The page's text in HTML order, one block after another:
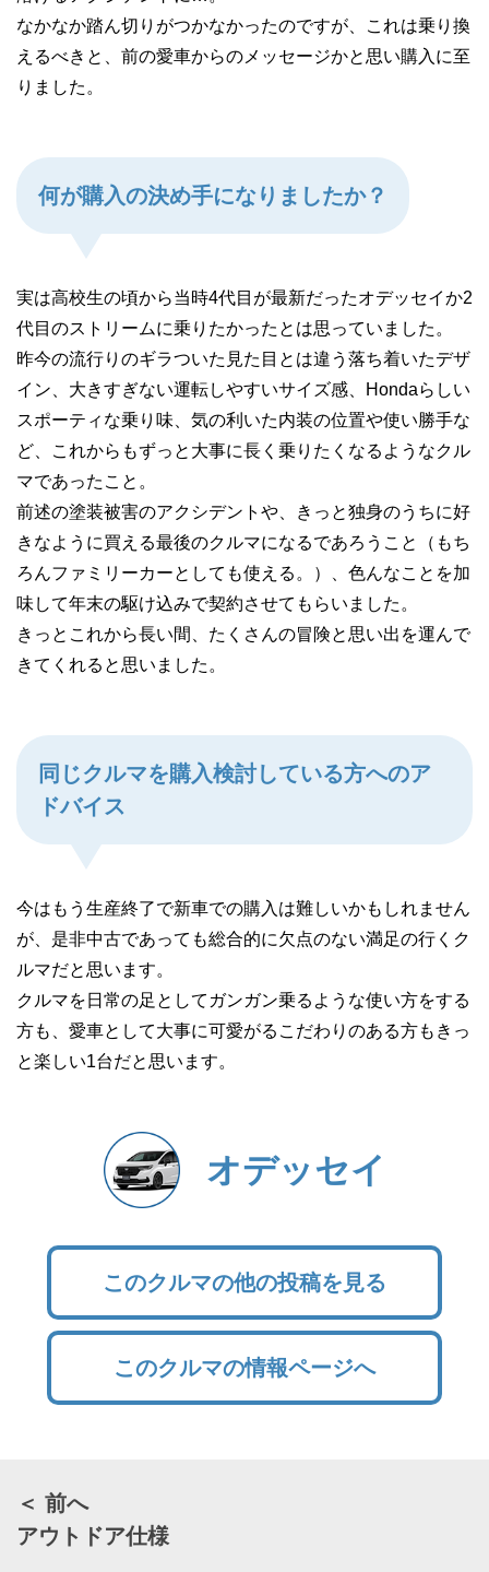
なかなか踏ん切りがつかなかったのですが、これは乗り換
えるべきと、前の愛車からのメッセージかと思い購入に至
りました。
何が購入の決め手になりましたか？
実は高校生の頃から当時4代目が最新だったオデッセイか2
代目のストリームに乗りたかったとは思っていました。
昨今の流行りのギラついた見た目とは違う落ち着いたデザ
イン、大きすぎない運転しやすいサイズ感、Hondaらしい
スポーティな乗り味、気の利いた内装の位置や使い勝手な
ど、これからもずっと大事に長く乗りたくなるようなクル
マであったこと。
前述の塗装被害のアクシデントや、きっと独身のうちに好
きなように買える最後のクルマになるであろうこと（もち
ろんファミリーカーとしても使える。）、色んなことを加
味して年末の駆け込みで契約させてもらいました。
きっとこれから長い間、たくさんの冒険と思い出を運んで
きてくれると思いました。
同じクルマを購入検討している方へのア
ドバイス
今はもう生産終了で新車での購入は難しいかもしれません
が、是非中古であっても総合的に欠点のない満足の行くク
ルマだと思います。
クルマを日常の足としてガンガン乗るような使い方をする
方も、愛車として大事に可愛がるこだわりのある方もきっ
と楽しい1台だと思います。
オデッセイ
このクルマの他の投稿を見る
このクルマの情報ページへ
＜ 前へ
アウトドア仕様